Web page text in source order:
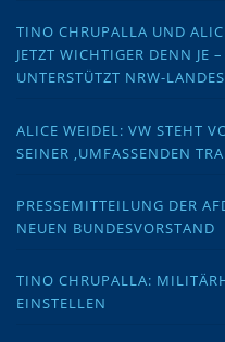
TINO CHRUPALLA UND
JETZT WICHTIGER DENN JE
UNTERSTÜTZT NRW-
ALICE WEIDEL: VW STEHT
SEINER ‚UMFASSENDEN
PRESSEMITTEILUNG DER
NEUEN BUNDESVORSTAND
TINO CHRUPALLA:
EINSTELLEN